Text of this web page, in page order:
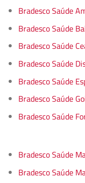
Bradesco Saúde
Bradesco Saúde
Bradesco Saúde
Bradesco Saúde
Bradesco Saúde
Bradesco Saúde
Bradesco Saúde
Bradesco Saúde
Bradesco Saúde